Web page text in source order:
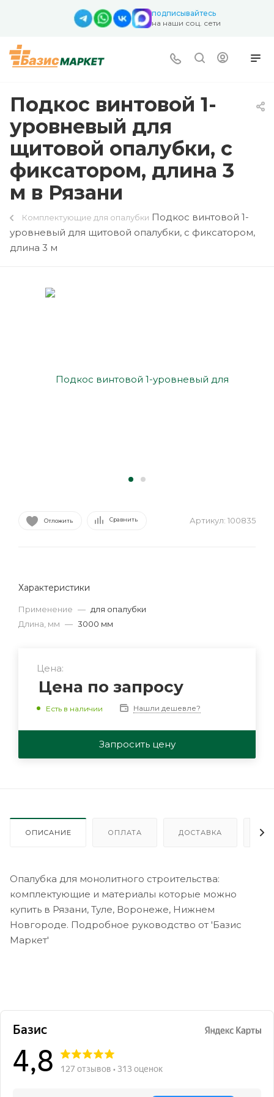
подписывайтесь
на наши соц. сети
Подкос винтовой 1-
уровневый для
щитовой опалубки, с
фиксатором, длина 3
м в Рязани
Комплектующие для опалубки Подкос винтовой 1-
уровневый для щитовой опалубки, с фиксатором,
длина 3 м
Отложить Сравнить Артикул: 100835
Характеристики
Применение — для опалубки
Длина, мм — 3000 мм
Цена:
Цена по запросу
Есть в наличии Нашли дешевле?
Запросить цену
ОПИСАНИЕ ОПЛАТА ДОСТАВКА
Опалубка для монолитного строительства:
комплектующие и материалы которые можно
купить в Рязани, Туле, Воронеже, Нижнем
Новгороде. Подробное руководство от 'Базис
Маркет'